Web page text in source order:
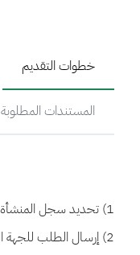
خطوات التقديم
المستندات المطلوبة
1) تحديد سجل المنشأة واختيار الرخصة المراد الاعتراض عليها.
2) إرسال الطلب للجهة المختصة.